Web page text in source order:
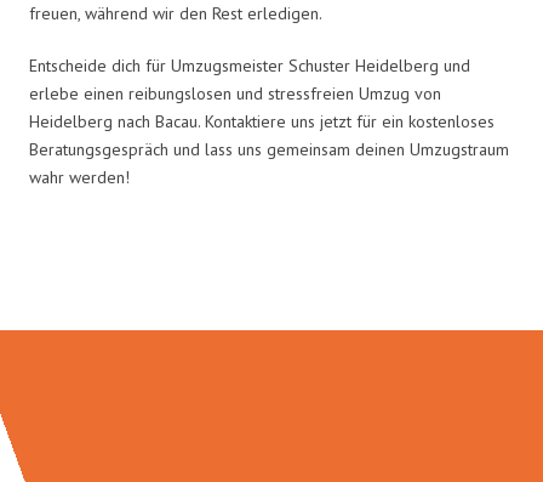
freuen, während wir den Rest erledigen.
Entscheide dich für Umzugsmeister Schuster Heidelberg und
erlebe einen reibungslosen und stressfreien Umzug von
Heidelberg nach Bacau. Kontaktiere uns jetzt für ein kostenloses
Beratungsgespräch und lass uns gemeinsam deinen Umzugstraum
wahr werden!